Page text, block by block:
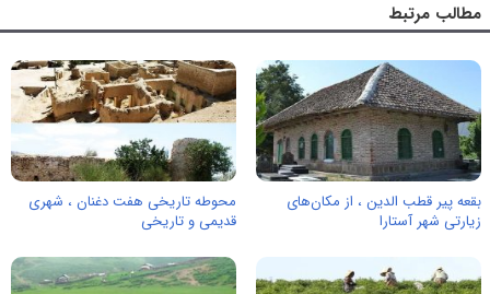
مطالب مرتبط
بقعه پیر قطب الدین ، از مكان‌های
زيارتی شهر آستارا
محوطه تاریخی هفت دغنان ، شهری
قدیمی و تاریخی